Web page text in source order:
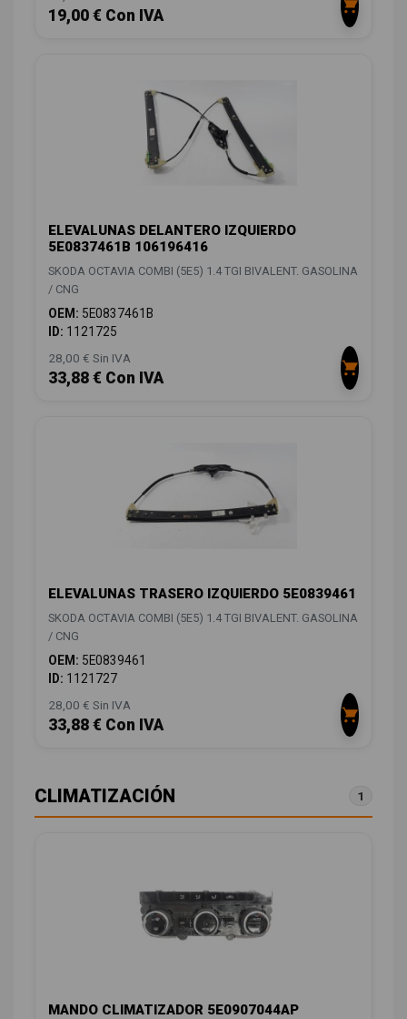
19,00 € Con IVA
ELEVALUNAS DELANTERO IZQUIERDO
5E0837461B 106196416
SKODA OCTAVIA COMBI (5E5) 1.4 TGI BIVALENT. GASOLINA
/ CNG
OEM: 5E0837461B
ID: 1121725
28,00 € Sin IVA
33,88 € Con IVA
ELEVALUNAS TRASERO IZQUIERDO 5E0839461
SKODA OCTAVIA COMBI (5E5) 1.4 TGI BIVALENT. GASOLINA
/ CNG
OEM: 5E0839461
ID: 1121727
28,00 € Sin IVA
33,88 € Con IVA
CLIMATIZACIÓN 1
MANDO CLIMATIZADOR 5E0907044AP